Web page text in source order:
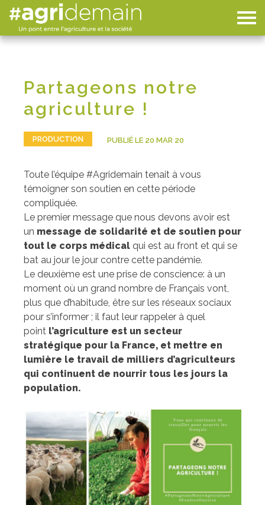
Partageons notre
agriculture !
PRODUCTION PUBLIÉ LE 20 MAR 20
Toute l’équipe #Agridemain tenait à vous
témoigner son soutien en cette période
compliquée.
Le premier message que nous devons avoir est
un message de solidarité et de soutien pour
tout le corps médical qui est au front et qui se
bat au jour le jour contre cette pandémie.
Le deuxième est une prise de conscience: à un
moment où un grand nombre de Français vont,
plus que d’habitude, être sur les réseaux sociaux
pour s’informer ; il faut leur rappeler à quel
point l’agriculture est un secteur
stratégique pour la France, et mettre en
lumière le travail de milliers d’agriculteurs
qui continuent de nourrir tous les jours la
population.